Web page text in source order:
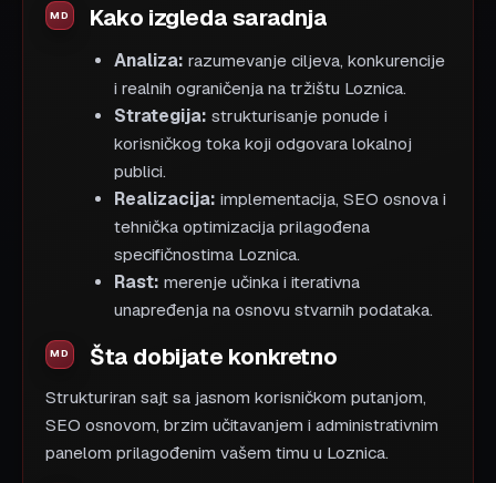
Kako izgleda saradnja
Analiza: razumevanje ciljeva, konkurencije
i realnih ograničenja na tržištu Loznica.
Strategija: strukturisanje ponude i
korisničkog toka koji odgovara lokalnoj
publici.
Realizacija: implementacija, SEO osnova i
tehnička optimizacija prilagođena
specifičnostima Loznica.
Rast: merenje učinka i iterativna
unapređenja na osnovu stvarnih podataka.
Šta dobijate konkretno
Strukturiran sajt sa jasnom korisničkom putanjom,
SEO osnovom, brzim učitavanjem i administrativnim
panelom prilagođenim vašem timu u Loznica.